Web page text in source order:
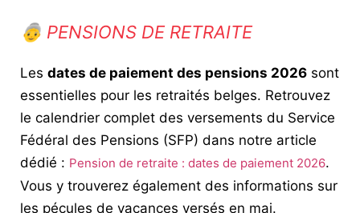
👵 PENSIONS DE RETRAITE
Les dates de paiement des pensions 2026 sont
essentielles pour les retraités belges. Retrouvez
le calendrier complet des versements du Service
Fédéral des Pensions (SFP) dans notre article
dédié : Pension de retraite : dates de paiement 2026.
Vous y trouverez également des informations sur
les pécules de vacances versés en mai.